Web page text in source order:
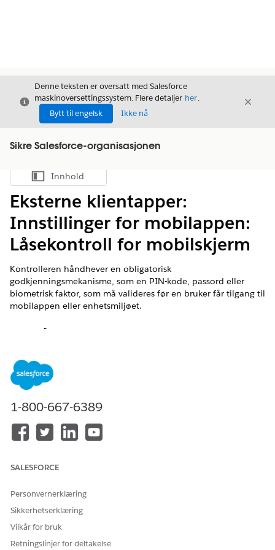
Avslutt
Denne teksten er oversatt med Salesforce
maskinoversettingssystem. Flere detaljer her.
Bytt til engelsk
Ikke nå
Avslutt
Sikre Salesforce-organisasjonen
Vis innholdsfortegnelse
Innhold
Eksterne klientapper:
Innstillinger for mobilappen:
Låsekontroll for mobilskjerm
Kontrolleren håndhever en obligatorisk
godkjenningsmekanisme, som en PIN-kode, passord eller
biometrisk faktor, som må valideres før en bruker får tilgang til
mobilappen eller enhetsmiljøet.
Navn på kontroll
– Velg
Anbefalt konfigurasjon
Skjermlåse: Velg.
Oversikt over kontroll
godkjenningsmekanisme, som en PIN-kode, passord eller
mobilappen eller enhetsmiljøet.
Sikkerhetsrisiko hvis ikke konfigurert
Fraværet av skjermlåsen gjør det mulig for uautoriserte
1-800-667-6389
SALESFORCE
Personvernerklæring
Sikkerhetserklæring
Vilkår for bruk
Retningslinjer for deltakelse